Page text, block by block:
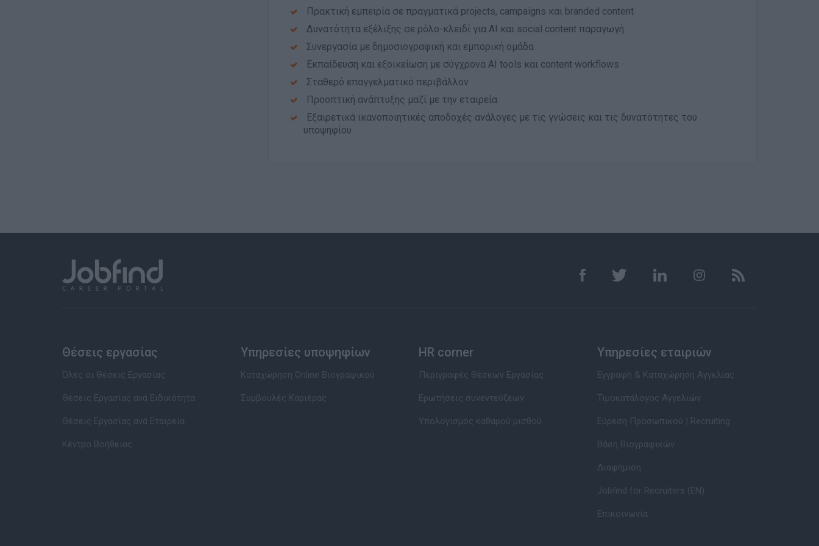
Πρακτική εμπειρία σε πραγματικά projects, campaigns και branded content
Δυνατότητα εξέλιξης σε ρόλο-κλειδί για AI και social content παραγωγή
Συνεργασία με δημοσιογραφική και εμπορική ομάδα
Εκπαίδευση και εξοικείωση με σύγχρονα AI tools και content workflows
Σταθερό επαγγελματικό περιβάλλον
Προοπτική ανάπτυξης μαζί με την εταιρεία
Εξαιρετικά ικανοποιητικές αποδοχές ανάλογες με τις γνώσεις και τις δυνατότητες του
υποψηφίου
Θέσεις εργασίας
Όλες οι Θέσεις Εργασίας
Θέσεις Εργασίας ανά Ειδικότητα
Θέσεις Εργασίας ανά Εταιρεία
Κέντρο Βοήθειας
Υπηρεσίες υποψηφίων
Καταχώρηση Online Βιογραφικού
Συμβουλές Καριέρας
HR corner
Περιγραφές Θέσεων Εργασίας
Ερωτήσεις συνεντεύξεων
Υπολογισμός καθαρού μισθού
Υπηρεσίες εταιριών
Εγγραφή & Καταχώρηση Αγγελίας
Τιμοκατάλογος Αγγελιών
Εύρεση Προσωπικού | Recruiting
Βάση Βιογραφικών
Διαφήμιση
Jobfind for Recruiters (EN)
Επικοινωνία